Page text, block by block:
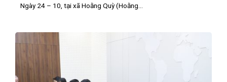
Ngày 24 – 10, tại xã Hoằng Quỳ (Hoằng...